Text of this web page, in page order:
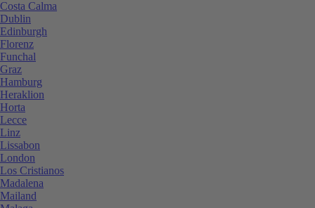
Costa Calma
Dublin
Edinburgh
Florenz
Funchal
Graz
Hamburg
Heraklion
Horta
Lecce
Linz
Lissabon
London
Los Cristianos
Madalena
Mailand